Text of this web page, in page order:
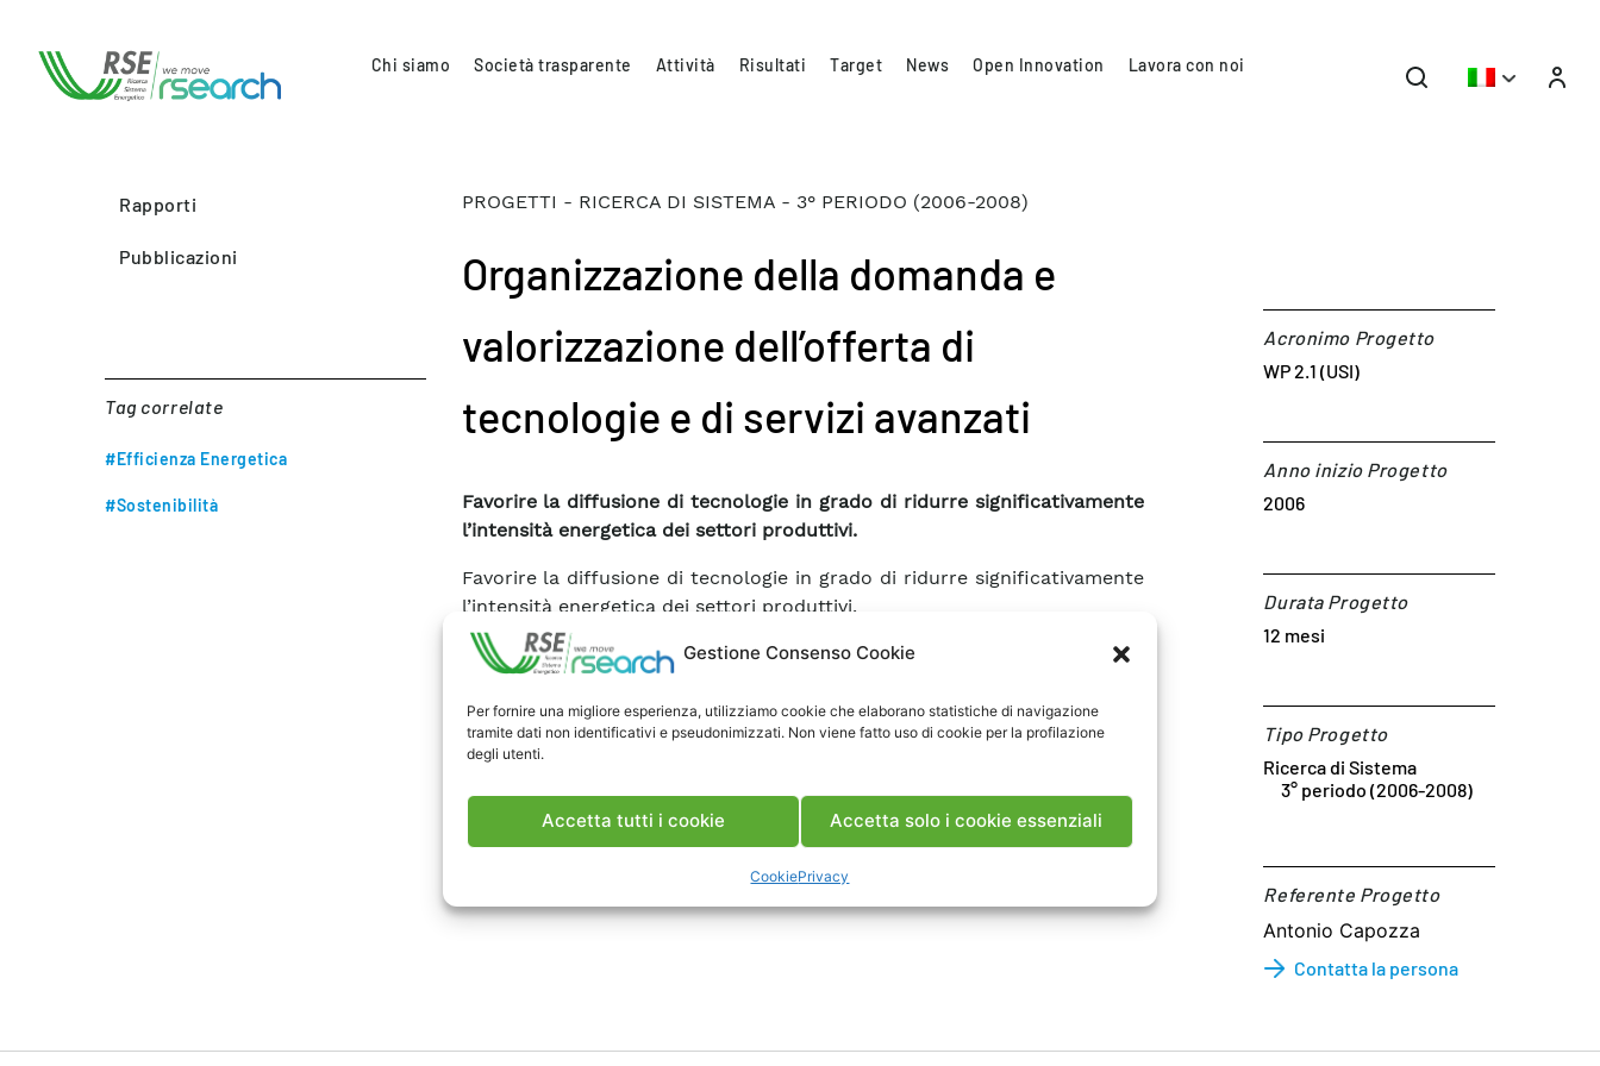
Gestione Consenso Cookie
Per fornire una migliore esperienza, utilizziamo cookie che elaborano statistiche di navigazione
tramite dati non identificativi e pseudonimizzati. Non viene fatto uso di cookie per la profilazione
degli utenti.
Accetta tutti i cookie Accetta solo i cookie essenziali
CookiePrivacy
Chi siamo Società trasparente Attività Risultati Target News Open Innovation Lavora con noi
Rapporti
Pubblicazioni
Tag correlate
#Efficienza Energetica
#Sostenibilità
PROGETTI - RICERCA DI SISTEMA - 3° PERIODO (2006-2008)
Organizzazione della domanda e
valorizzazione dell’offerta di
tecnologie e di servizi avanzati
Favorire la diffusione di tecnologie in grado di ridurre significativamente
l’intensità energetica dei settori produttivi.
Favorire la diffusione di tecnologie in grado di ridurre significativamente
l’intensità energetica dei settori produttivi.
Acronimo Progetto
WP 2.1 (USI)
Anno inizio Progetto
2006
Durata Progetto
12 mesi
Tipo Progetto
Ricerca di Sistema
3° periodo (2006-2008)
Referente Progetto​
Antonio Capozza
Contatta la persona